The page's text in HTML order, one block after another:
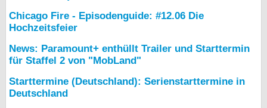
Chicago Fire - Episodenguide: #12.06 Die
Hochzeitsfeier
News: Paramount+ enthüllt Trailer und Starttermin
für Staffel 2 von "MobLand"
Starttermine (Deutschland): Serienstarttermine in
Deutschland